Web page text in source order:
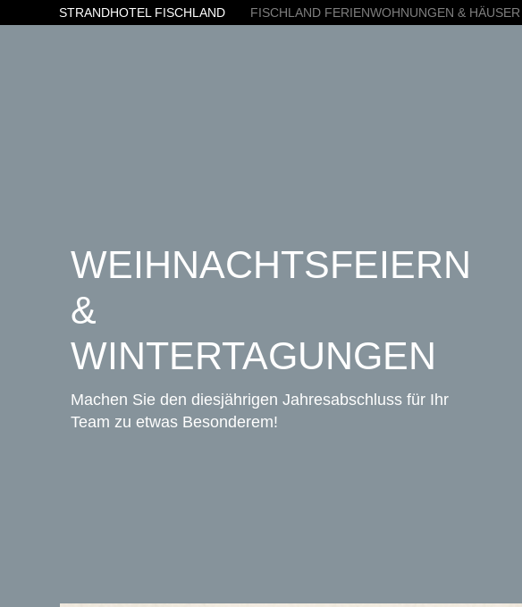
STRANDHOTEL FISCHLAND FISCHLAND FERIENWOHNUNGEN & HÄUSER
WEIHNACHTSFEIERN
&
WINTERTAGUNGEN
Machen Sie den diesjährigen Jahresabschluss für Ihr
Team zu etwas Besonderem!